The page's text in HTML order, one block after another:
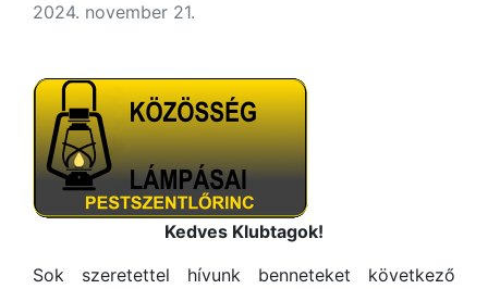
2024. november 21.
Kedves Klubtagok!
Sok szeretettel hívunk benneteket következő